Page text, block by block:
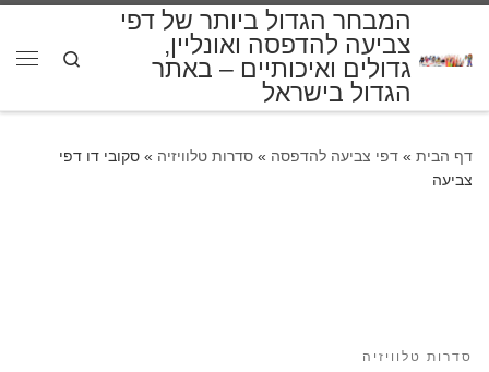
המבחר הגדול ביותר של דפי
צביעה להדפסה ואונליין,
גדולים ואיכותיים – באתר
הגדול בישראל
Search
דף הבית » דפי צביעה להדפסה » סדרות טלוויזיה » סקובי דו דפי
צביעה
סדרות טלוויזיה